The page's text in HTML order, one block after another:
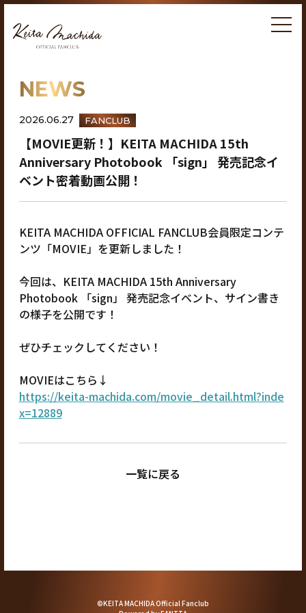
NEWS
2026.06.27 FANCLUB
【MOVIE更新！】KEITA MACHIDA 15th
Anniversary Photobook 「sign」 発売記念イ
ベント密着動画公開！
KEITA MACHIDA OFFICIAL FANCLUB会員限定コンテ
ンツ「MOVIE」を更新しました！
今回は、KEITA MACHIDA 15th Anniversary
Photobook 「sign」 発売記念イベント、サイン書き
の様子を公開です！
ぜひチェックしてください！
MOVIEはこちら↓
https://keita-machida.com/movie_detail.html?inde
x=12889
一覧に戻る
©KEITA MACHIDA Official Fanclub